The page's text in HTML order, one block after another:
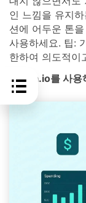
인 느낌을 유지
션에 어두운 톤
사용하세요. 팁:
한하여 의도적이
media.io를 사용